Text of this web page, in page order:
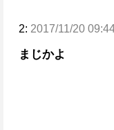
2: 2017/11/20
まじかよ